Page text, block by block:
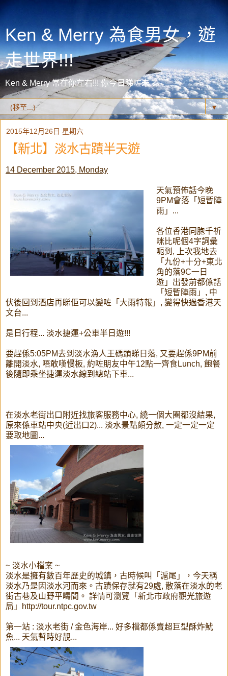
Ken & Merry 為食男女，遊
走世界!!!
Ken & Merry 常在你左右!!! 你今日睇咗未？
▼
2015年12月26日 星期六
【新北】淡水古蹟半天遊
14 December 2015, Monday
天氣預佈話今晚
9PM會落「短暫陣
雨」...
各位香港同胞千祈
咪比呢個4字詞彙
呃到, 上次我地去
「九份+十分+東北
角的落9C一日
遊」出發前都係話
「短暫陣雨」, 中
伏後回到酒店再睇佢可以變咗「大雨特報」, 變得快過香港天
文台...
是日行程... 淡水捷運+公車半日遊!!!
要趕係5:05PM去到淡水漁人王碼頭睇日落, 又要趕係9PM前
離開淡水, 唔敢嘆慢板, 約咗朋友中午12點一齊食Lunch, 飽餐
後隨即乘坐捷運淡水線到總站下車...
在淡水老街出口附近找旅客服務中心, 繞一個大圈都沒結果,
原來係車站中央(近出口2)... 淡水景點頗分散, 一定一定一定
要取地圖...
~ 淡水小檔案 ~
淡水是擁有數百年歷史的城鎮，古時候叫「滬尾」，今天稱
淡水乃是因淡水河而來。古蹟保存就有29處, 散落在淡水的老
街古巷及山野平疇間。 詳情可瀏覽「新北市政府觀光旅遊
局」http://tour.ntpc.gov.tw
第一站 : 淡水老街 / 金色海岸... 好多檔都係賣超巨型酥炸魷
魚... 天氣暫時好靚...